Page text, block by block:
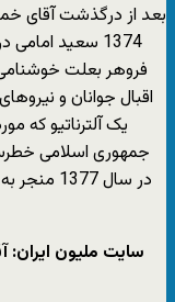
بعد از درگذشت آقای
1374 سعید
فروهر بعلت
یک آلترناتیو که
جمهوری اسلامی
در سال
سایت ملیون ایران: